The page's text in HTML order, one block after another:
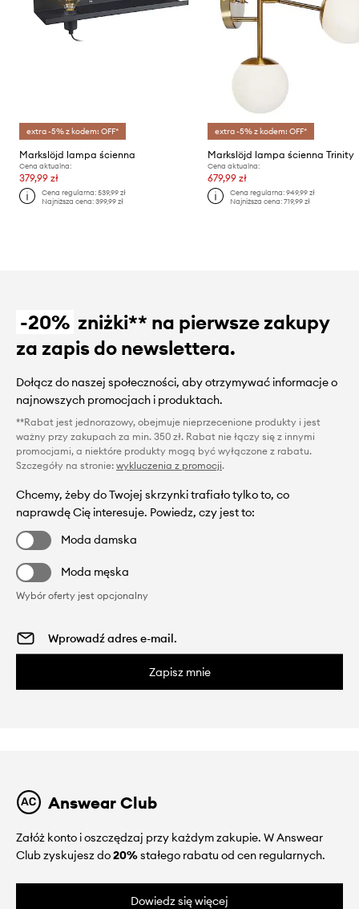
extra -5% z kodem: OFF*
Markslöjd lampa ścienna
Cena aktualna:
379,99 zł
Cena regularna:539,99 zł
Najniższa cena:399,99 zł
extra -5% z kodem: OFF*
Markslöjd lampa ścienna Trinity
Cena aktualna:
679,99 zł
Cena regularna: 949,99 zł
Najniższa cena: 719,99 zł
-20% zniżki** na pierwsze zakupy
za zapis do newslettera.
Dołącz do naszej społeczności, aby otrzymywać informacje o
najnowszych promocjach i produktach.
**Rabat jest jednorazowy, obejmuje nieprzecenione produkty i jest
ważny przy zakupach za min. 350 zł. Rabat nie łączy się z innymi
promocjami, a niektóre produkty mogą być wyłączone z rabatu.
Szczegóły na stronie: wykluczenia z promocji.
Chcemy, żeby do Twojej skrzynki trafiało tylko to, co
naprawdę Cię interesuje. Powiedz, czy jest to:
Moda damska
Moda męska
Wybór oferty jest opcjonalny
Zapisz mnie
Answear Club
Załóż konto i oszczędzaj przy każdym zakupie. W Answear
Club zyskujesz do20%stałego rabatu od cen regularnych.
Dowiedz się więcej